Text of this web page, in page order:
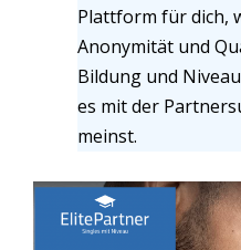
Plattform für dich,
Anonymität und
Bildung und
es mit der
meinst.